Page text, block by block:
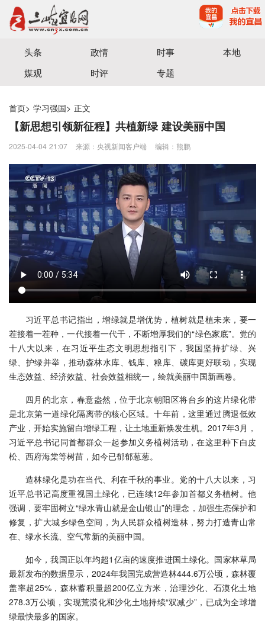
宜昌三峡融媒体中心主办
头条 政情 时事
本地
媒观
时评 专题
首页> 学习强国> 正文
【新思想引领新征程】共植新绿 建设美丽中国
2025-04-04 21:07 来源：央视新闻客户端 编辑：熊鹏
习近平总书记指出，增绿就是增优势，植树就是植未来，要一
茬接着一茬种，一代接着一代干，不断增厚我们的“绿色家底”。党的
十八大以来，在习近平生态文明思想指引下，我国坚持扩绿、兴
绿、护绿并举，推动森林水库、钱库、粮库、碳库更好联动，实现
生态效益、经济效益、社会效益相统一，绘就美丽中国新画卷。
四月的北京，春意盎然，位于北京朝阳区将台乡的这片绿化带
是北京第一道绿化隔离带的核心区域。十年前，这里通过腾退低效
产业，开始实施留白增绿工程，让土地重新焕发生机。2017年3月，
习近平总书记同首都群众一起参加义务植树活动，在这里种下白皮
松、西府海棠等树苗，如今已郁郁葱葱。
造林绿化是功在当代、利在千秋的事业。党的十八大以来，习
近平总书记高度重视国土绿化，已连续12年参加首都义务植树。他
强调，要牢固树立“绿水青山就是金山银山”的理念，加强生态保护和
修复，扩大城乡绿色空间，为人民群众植树造林，努力打造青山常
在、绿水长流、空气常新的美丽中国。
如今，我国正以年均超1亿亩的速度推进国土绿化。国家林草局
最新发布的数据显示，2024年我国完成营造林444.6万公顷，森林覆
盖率超25%，森林蓄积量超200亿立方米，治理沙化、石漠化土地
278.3万公顷，实现荒漠化和沙化土地持续“双减少”，已成为全球增
绿最快最多的国家。